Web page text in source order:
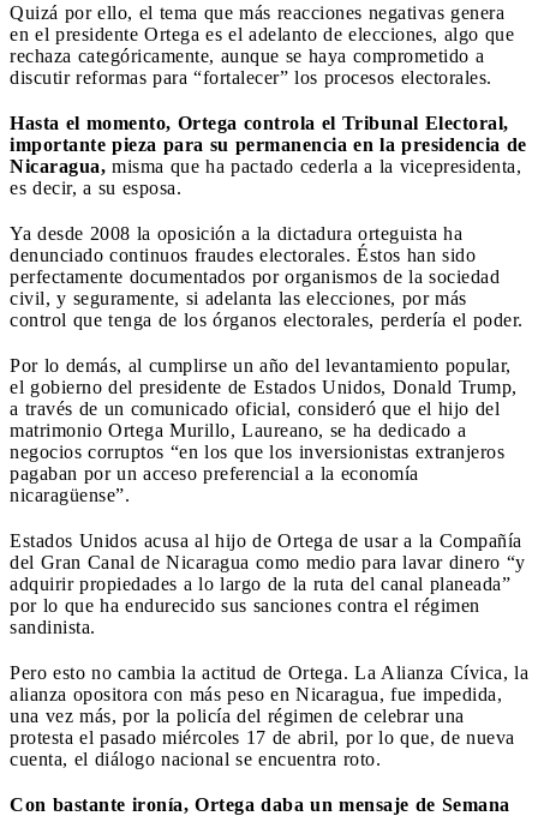
Quizá por ello, el tema que más reacciones negativas genera
en el presidente Ortega es el adelanto de elecciones, algo que
rechaza categóricamente, aunque se haya comprometido a
discutir reformas para “fortalecer” los procesos electorales.
Hasta el momento, Ortega controla el Tribunal Electoral,
importante pieza para su permanencia en la presidencia de
Nicaragua, misma que ha pactado cederla a la vicepresidenta,
es decir, a su esposa.
Ya desde 2008 la oposición a la dictadura orteguista ha
denunciado continuos fraudes electorales. Éstos han sido
perfectamente documentados por organismos de la sociedad
civil, y seguramente, si adelanta las elecciones, por más
control que tenga de los órganos electorales, perdería el poder.
Por lo demás, al cumplirse un año del levantamiento popular,
el gobierno del presidente de Estados Unidos, Donald Trump,
a través de un comunicado oficial, consideró que el hijo del
matrimonio Ortega Murillo, Laureano, se ha dedicado a
negocios corruptos “en los que los inversionistas extranjeros
pagaban por un acceso preferencial a la economía
nicaragüense”.
Estados Unidos acusa al hijo de Ortega de usar a la Compañía
del Gran Canal de Nicaragua como medio para lavar dinero “y
adquirir propiedades a lo largo de la ruta del canal planeada”
por lo que ha endurecido sus sanciones contra el régimen
sandinista.
Pero esto no cambia la actitud de Ortega. La Alianza Cívica, la
alianza opositora con más peso en Nicaragua, fue impedida,
una vez más, por la policía del régimen de celebrar una
protesta el pasado miércoles 17 de abril, por lo que, de nueva
cuenta, el diálogo nacional se encuentra roto.
Con bastante ironía, Ortega daba un mensaje de Semana